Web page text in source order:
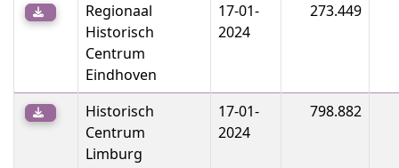
Regionaal
Historisch
Centrum
Eindhoven
17-01-
2024
273.449
Historisch
Centrum
Limburg
17-01-
2024
798.882